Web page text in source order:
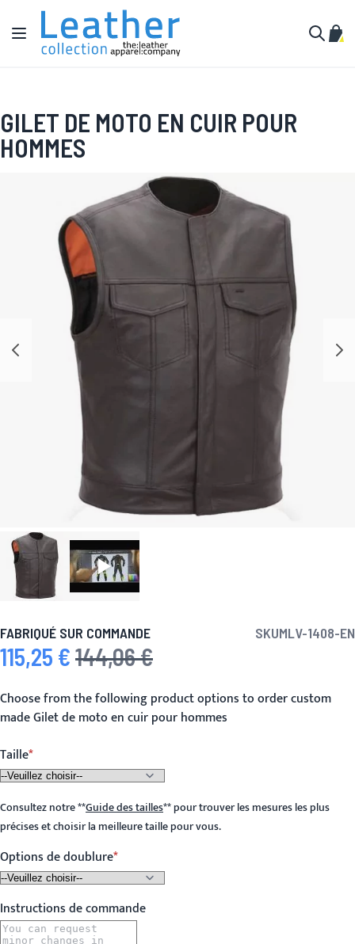
Aller au contenu
Affichage navigation
GILET DE MOTO EN CUIR POUR
HOMMES
FABRIQUÉ SUR COMMANDE SKUMLV-1408-EN
Prix spécial
115,25 € Prix normal
144,06 €
Choose from the following product options to order custom
made Gilet de moto en cuir pour hommes
Taille
Consultez notre**Guide des tailles**pour trouver les mesures les plus
précises et choisir la meilleure taille pour vous.
Options de doublure
Instructions de commande